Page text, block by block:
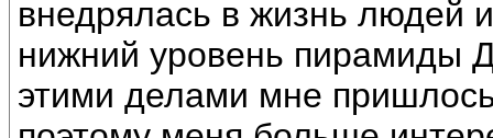
внедрялась в жизнь людей
нижний уровень пирамиды
этими делами мне пришлось